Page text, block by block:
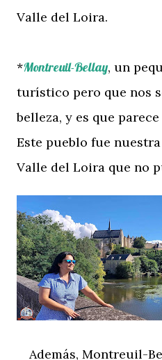
Valle del Loira.
*Montreuil-Bellay, un
turístico pero que nos
belleza, y es que
Este pueblo fue
Valle del Loira que no
Además, Montreuil-